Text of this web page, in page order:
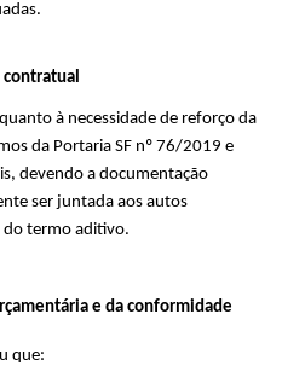
contratual
à necessidade de reforço da
da Portaria SF nº 76/2019 e
devendo a documentação
ser juntada aos autos
do termo aditivo.
e da conformidade
que: